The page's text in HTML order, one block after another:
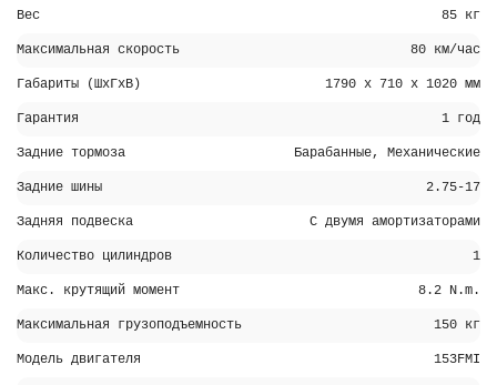
Вес 85 кг
Максимальная скорость 80 км/час
Габариты (ШхГхВ) 1790 х 710 х 1020 мм
Гарантия 1 год
Задние тормоза Барабанные, Механические
Задние шины 2.75-17
Задняя подвеска С двумя амортизаторами
Количество цилиндров 1
Макс. крутящий момент 8.2 N.m.
Максимальная грузоподъемность 150 кг
Модель двигателя 153FMI